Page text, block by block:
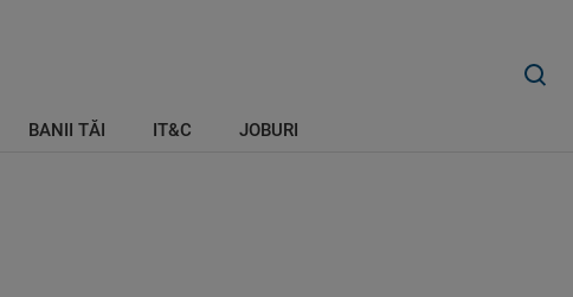
BANII TĂI IT&C JOBURI